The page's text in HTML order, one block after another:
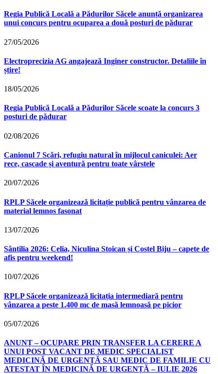
Regia Publică Locală a Pădurilor Săcele anunță organizarea
unui concurs pentru ocuparea a două posturi de pădurar
27/05/2026
Electroprecizia AG angajează Inginer constructor. Detaliile în
știre!
18/05/2026
Regia Publică Locală a Pădurilor Săcele scoate la concurs 3
posturi de pădurar
02/08/2026
Canionul 7 Scări, refugiu natural în mijlocul caniculei: Aer
rece, cascade și aventură pentru toate vârstele
20/07/2026
RPLP Săcele organizează licitație publică pentru vânzarea de
material lemnos fasonat
13/07/2026
Sântilia 2026: Celia, Niculina Stoican și Costel Biju – capete de
afis pentru weekend!
10/07/2026
RPLP Săcele organizează licitația intermediară pentru
vânzarea a peste 1.400 mc de masă lemnoasă pe picior
05/07/2026
ANUNȚ – OCUPARE PRIN TRANSFER LA CERERE A
UNUI POST VACANT DE MEDIC SPECIALIST
MEDICINĂ DE URGENȚĂ SAU MEDIC DE FAMILIE CU
ATESTAT ÎN MEDICINĂ DE URGENȚĂ – IULIE 2026